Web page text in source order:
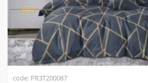
code: PR3T200087